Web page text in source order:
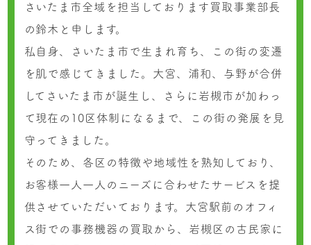
さいたま市全域を担当しております買取事業部長
の鈴木と申します。
私自身、さいたま市で生まれ育ち、この街の変遷
を肌で感じてきました。大宮、浦和、与野が合併
してさいたま市が誕生し、さらに岩槻市が加わっ
て現在の10区体制になるまで、この街の発展を見
守ってきました。
そのため、各区の特徴や地域性を熟知しており、
お客様一人一人のニーズに合わせたサービスを提
供させていただいております。大宮駅前のオフィ
ス街での事務機器の買取から、岩槻区の古民家に